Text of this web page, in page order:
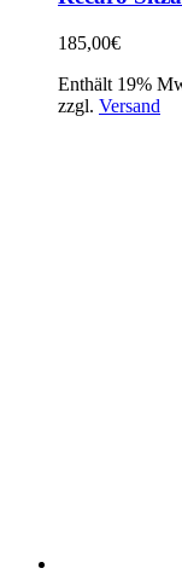
185,00€
Enthält 19%
zzgl. Versand